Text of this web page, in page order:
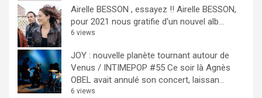
Airelle BESSON , essayez !! Airelle BESSON,
pour 2021 nous gratifie d'un nouvel alb...
6 views
JOY : nouvelle planète tournant autour de
Venus / INTIMEPOP #55 Ce soir là Agnès
OBEL avait annulé son concert, laissan...
6 views